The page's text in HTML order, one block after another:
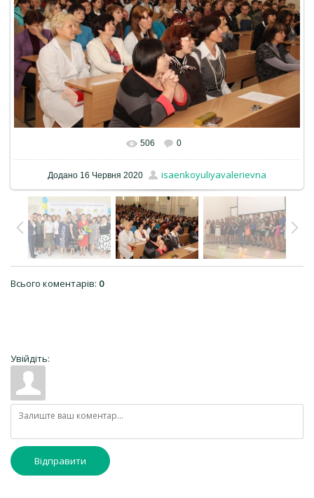
506 0
Додано 16 Червня 2020 isaenkoyuliyavalerievna
Всього коментарів: 0
Увійдіть:
Відправити